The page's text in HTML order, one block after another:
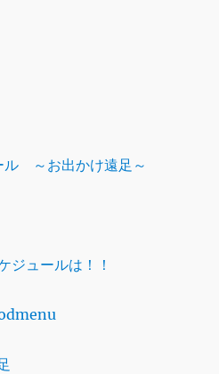
ル ～お出かけ遠足～
ジュールは！！